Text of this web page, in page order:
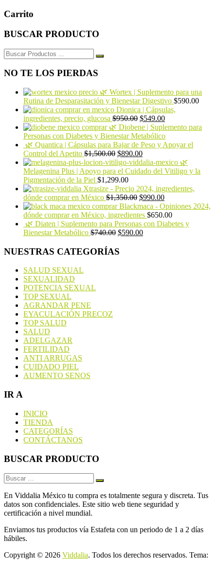
Carrito
BUSCAR PRODUCTO
Buscar:
NO TE LOS PIERDAS
🌿 Wortex | Suplemento para una
Rutina de Desparasitación y Bienestar Digestivo $590.00
Dionica | Cápsulas,
ingredientes, precio, glucosa $950.00 $549.00
🌿 Diobene | Suplemento para
Personas con Diabetes y Bienestar Metabólico
🌿 Quantica | Cápsulas para Bajar de Peso y Apoyar el
Control del Apetito $1,500.00 $890.00
🌿
Melagenina Plus | Apoyo para el Cuidado del Vitiligo y la
Pigmentación de la Piel $1,299.00
Xtrasize - Precio 2024, ingredientes,
dónde comprar en México $1,350.00 $990.00
Blackmaca - Opiniones 2024,
dónde comprar en México, ingredientes $650.00
🌿 Diaten | Suplemento para Personas con Diabetes y
Bienestar Metabólico $740.00 $590.00
NUESTRAS CATEGORÍAS
SALUD SEXUAL
SEXUALIDAD
POTENCIA SEXUAL
TOP SEXUAL
AGRANDAR PENE
EYACULACIÓN PRECOZ
TOP SALUD
SALUD
ADELGAZAR
FERTILIDAD
ANTI ARRUGAS
CUIDADO PIEL
AUMENTO SENOS
IR A
INICIO
TIENDA
CATEGORÍAS
CONTÁCTANOS
BUSCAR PRODUCTO
En Viddalia México tu compra es totalmente segura y discreta. Tus
datos son confidenciales. Este sitio web tiene seguridad y
certificación a nivel mundial.
Enviamos tus productos vía Estafeta con un periodo de 1 a 2 días
hábiles.
Copyright © 2026 Viddalia. Todos los derechos reservados. Tema: